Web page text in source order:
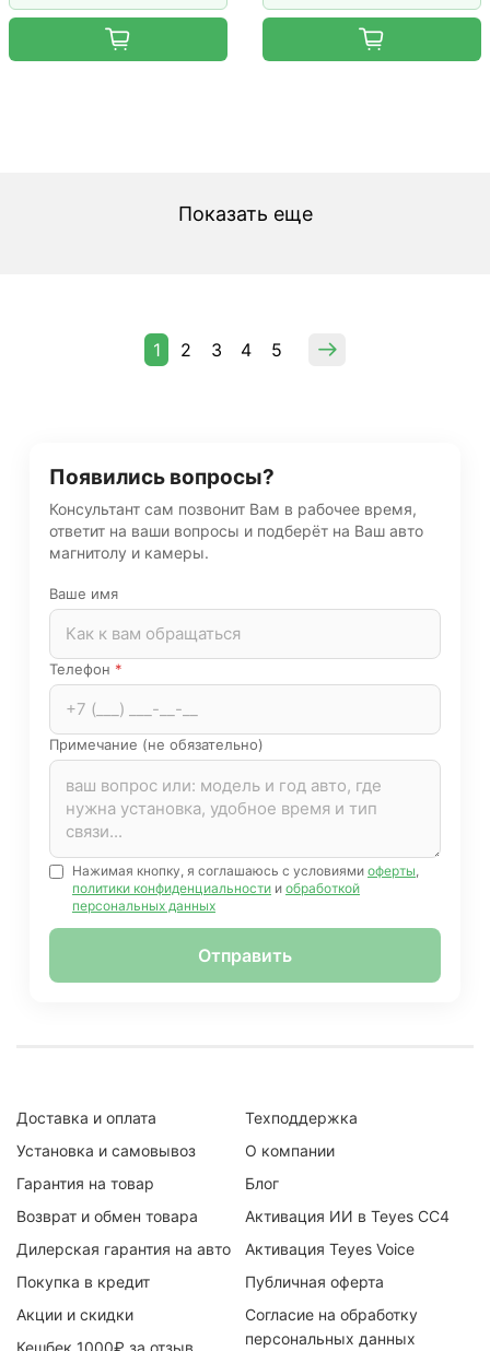
Показать еще
1 2 3 4 5
Появились вопросы?
Консультант сам позвонит Вам в рабочее время,
ответит на ваши вопросы и подберёт на Ваш авто
магнитолу и камеры.
Ваше имя
Телефон *
Примечание (не обязательно)
Нажимая кнопку, я соглашаюсь с условиями оферты
политики конфиденциальности и обработкой
персональных данных
Отправить
Доставка и оплата
Установка и самовывоз
Гарантия на товар
Возврат и обмен товара
Дилерская гарантия на авто
Покупка в кредит
Акции и скидки
Техподдержка
О компании
Блог
Активация ИИ в Teyes CC4
Активация Teyes Voice
Публичная оферта
Согласие на обработку
персональных данных